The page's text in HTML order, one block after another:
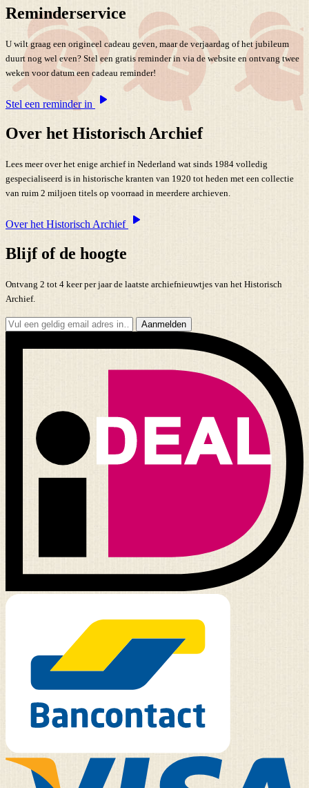
Reminderservice
U wilt graag een origineel cadeau geven, maar de verjaardag of het jubileum
duurt nog wel even? Stel een gratis reminder in via de website en ontvang twee
weken voor datum een cadeau reminder!
Stel een reminder in
Over het Historisch Archief
Lees meer over het enige archief in Nederland wat sinds 1984 volledig
gespecialiseerd is in historische kranten van 1920 tot heden met een collectie
van ruim 2 miljoen titels op voorraad in meerdere archieven.
Over het Historisch Archief
Blijf of de hoogte
Ontvang 2 tot 4 keer per jaar de laatste archiefnieuwtjes van het Historisch
Archief.
Aanmelden